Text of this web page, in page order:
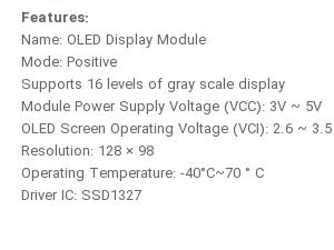
Features:
Name: OLED Display Module
Mode: Positive
Supports 16 levels of gray scale display
Module Power Supply Voltage (VCC): 3V ~ 5V
OLED Screen Operating Voltage (VCI): 2.6 ~
Resolution: 128 × 98
Operating Temperature: -40°C~70 ° C
Driver IC: SSD1327